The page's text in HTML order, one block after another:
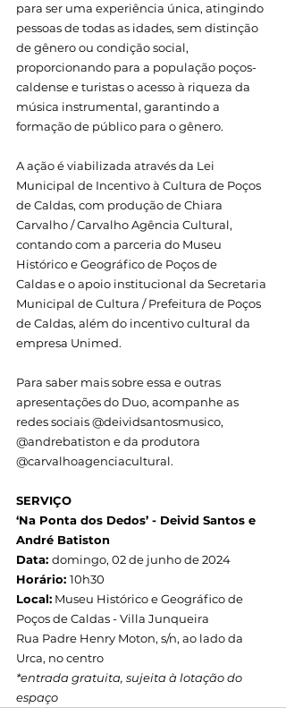
para ser uma experiência única, atingindo
pessoas de todas as idades, sem distinção
de gênero ou condição social,
proporcionando para a população poços-
caldense e turistas o acesso à riqueza da
música instrumental, garantindo a
formação de público para o gênero.
A ação é viabilizada através da Lei
Municipal de Incentivo à Cultura de Poços
de Caldas, com produção de Chiara
Carvalho / Carvalho Agência Cultural,
contando com a parceria do Museu
Histórico e Geográfico de Poços de
Caldas e o apoio institucional da Secretaria
Municipal de Cultura / Prefeitura de Poços
de Caldas, além do incentivo cultural da
empresa Unimed.
Para saber mais sobre essa e outras
apresentações do Duo, acompanhe as
redes sociais @deividsantosmusico,
@andrebatiston e da produtora
@carvalhoagenciacultural.
SERVIÇO
‘Na Ponta dos Dedos’ - Deivid Santos e
André Batiston
Data: domingo, 02 de junho de 2024
Horário: 10h30
Local: Museu Histórico e Geográfico de
Poços de Caldas - Villa Junqueira
Rua Padre Henry Moton, s/n, ao lado da
Urca, no centro
*entrada gratuita, sujeita à lotação do
espaço